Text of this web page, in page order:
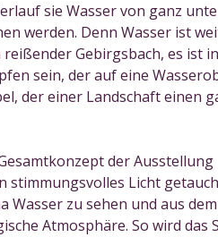
sie Wasser von ganz
werden. Denn Wasser ist
Gebirgsbach, es ist
sein, der auf eine
der einer Landschaft einen
der Ausstellung
stimmungsvolles Licht
Wasser zu sehen und aus
Atmosphäre. So wird das